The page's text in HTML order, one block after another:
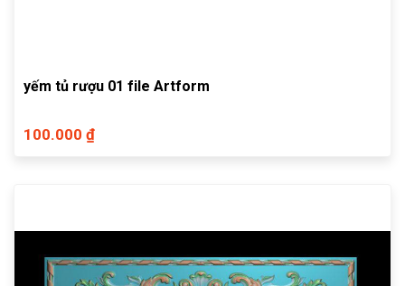
yếm tủ rượu 01 file Artform
100.000 ₫